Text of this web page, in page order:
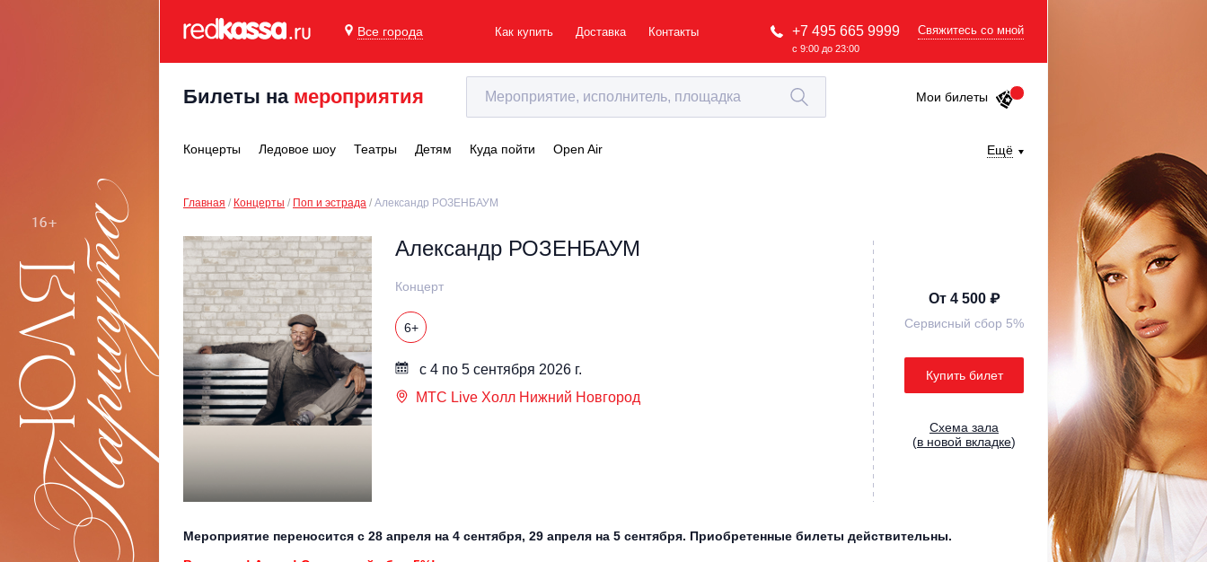
Все города Как купить Доставка Контакты +7 495 665 9999
с 9:00 до 23:00
Свяжитесь со мной
Билеты на мероприятия Мои билеты
Концерты Ледовое шоу Театры Детям Куда пойти Open Air Ещё
Главная Концерты Поп и эстрада Александр РОЗЕНБАУМ
Александр РОЗЕНБАУМ
Концерт
6+
с 4 по 5 сентября 2026 г.
МТС Live Холл Нижний Новгород
От 4 500 ₽
Сервисный сбор 5%
Купить билет
Cхема зала
(в новой вкладке)
Мероприятие переносится с 28 апреля на 4 сентября, 29 апреля на 5 сентября. Приобретенные билеты действительны.